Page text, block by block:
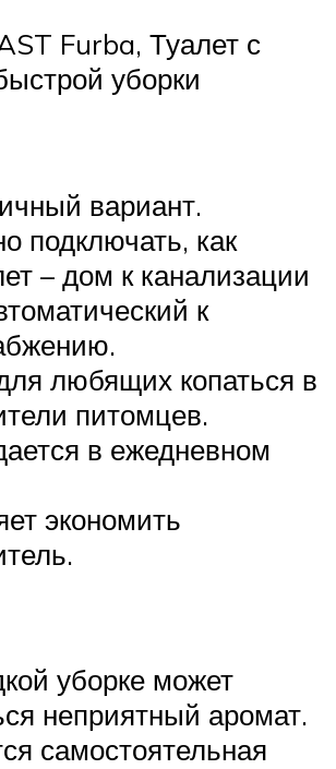
Furba, Туалет с
уборки
вариант.
подключать, как
– дом к канализации
к
любящих копаться в
питомцев.
в ежедневном
экономить
уборке может
неприятный аромат.
самостоятельная